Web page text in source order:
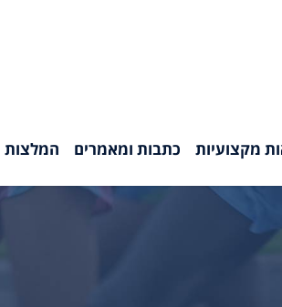
מקצועיות כתבות ומאמרים המלצות